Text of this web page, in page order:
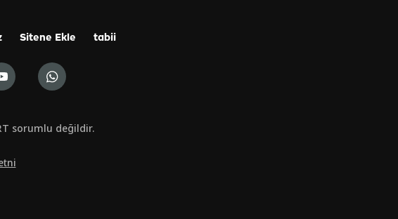
Sitene Ekle tabii
sorumlu değildir.